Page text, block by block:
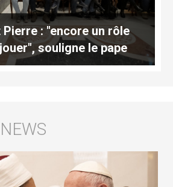
: "encore un rôle
souligne le pape